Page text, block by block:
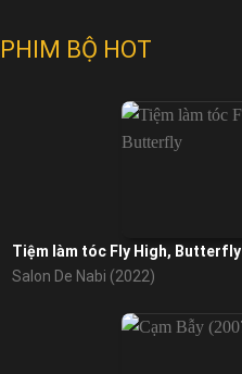
PHIM BỘ HOT
Tiệm làm tóc Fly High, Butterfly
Salon De Nabi (2022)